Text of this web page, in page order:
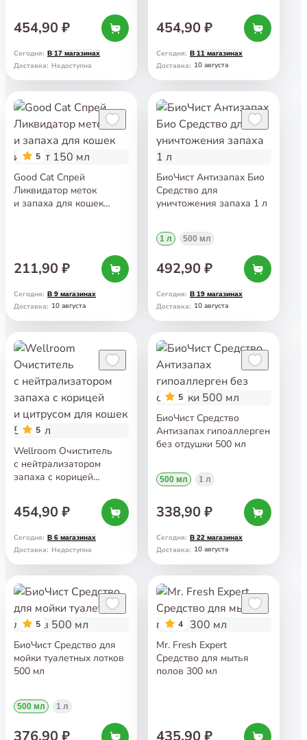
454,90 ₽
Сегодня: В 17 магазинах
Доставка: Недоступна
454,90 ₽
Сегодня: В 11 магазинах
Доставка: 10 августа
5
Good Cat Спрей
Ликвидатор меток
и запаха для кошек
211,90 ₽
Сегодня: В 9 магазинах
Доставка: 10 августа
БиоЧист Антизапах Био
Средство для
уничтожения запаха 1 л
1 л 500 мл
492,90 ₽
Сегодня: В 19 магазинах
Доставка: 10 августа
5
Wellroom Очиститель
с нейтрализатором
запаха с корицей
454,90 ₽
Сегодня: В 6 магазинах
Доставка: Недоступна
5
БиоЧист Средство
Антизапах гипоаллерген
без отдушки 500 мл
500 мл 1 л
338,90 ₽
Сегодня: В 22 магазинах
Доставка: 10 августа
5
БиоЧист Средство для
мойки туалетных лотков
500 мл
500 мл 1 л
376,90 ₽
4
Mr. Fresh Expert
Средство для мытья
полов 300 мл
435,90 ₽